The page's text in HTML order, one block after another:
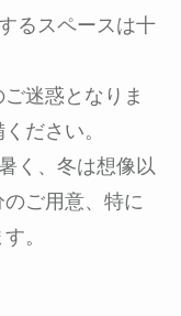
るスペースは十
迷惑となりま
ださい。
く、冬は想像以
のご用意、特に
。